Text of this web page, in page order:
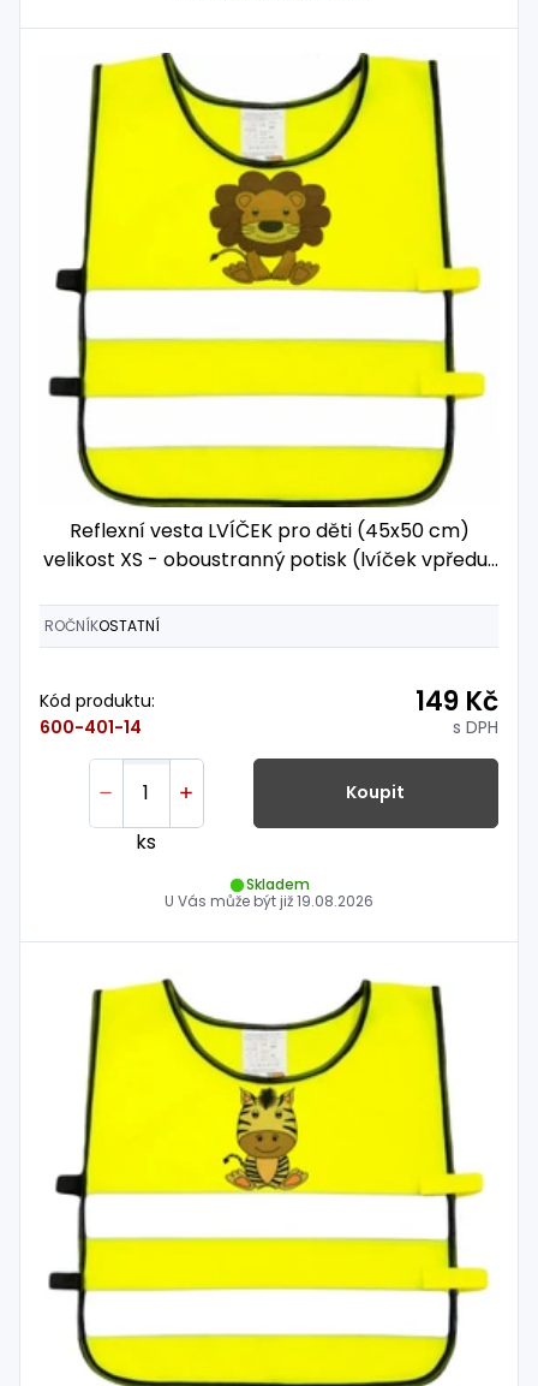
Reflexní vesta LVÍČEK pro děti (45x50 cm)
velikost XS - oboustranný potisk (lvíček vpředu i
ROČNÍKOSTATNÍ
Kód produktu:
600-401-14
149 Kč
s DPH
ks
Koupit
Skladem
U Vás může být již19.08.2026